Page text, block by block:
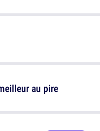
au pire